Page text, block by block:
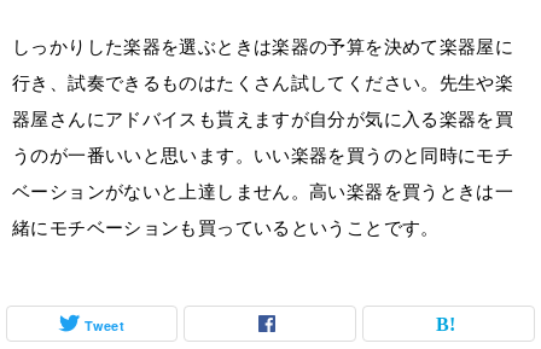
しっかりした楽器を選ぶときは楽器の予算を決めて楽器屋に
行き、試奏できるものはたくさん試してください。先生や楽
器屋さんにアドバイスも貰えますが自分が気に入る楽器を買
うのが一番いいと思います。いい楽器を買うのと同時にモチ
ベーションがないと上達しません。高い楽器を買うときは一
緒にモチベーションも買っているということです。
Tweet